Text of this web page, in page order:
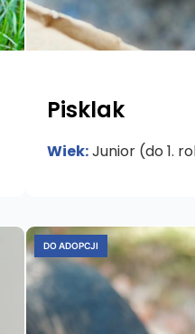
Pisklak
Wiek:Junior (do 1.
DO ADOPCJI